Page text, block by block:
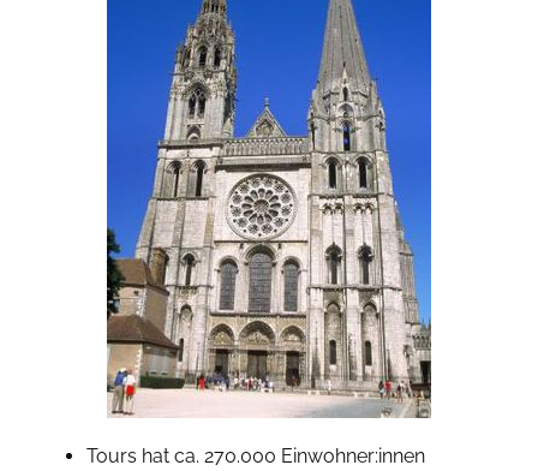
Tours hat ca. 270.000 Einwohner:innen